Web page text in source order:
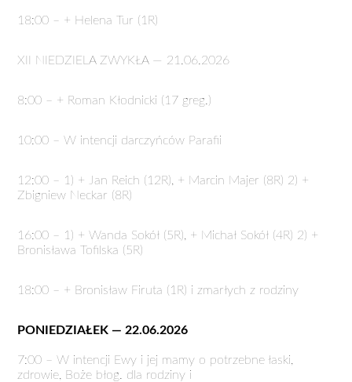
18:00 – + Helena Tur (1R)
XII NIEDZIELA ZWYKŁA — 21.06.2026
8:00 – + Roman Kłodnicki (17 greg.)
10:00 – W intencji darczyńców Parafii
12:00 – 1) + Jan Reich (12R), + Marcin Majer (8R) 2) +
Zbigniew Neckar (8R)
16:00 – 1) + Wanda Sokół (5R), + Michał Sokół (4R) 2) +
Bronisława Tofilska (5R)
18:00 – + Bronisław Firuta (1R) i zmarłych z rodziny
PONIEDZIAŁEK — 22.06.2026
7:00 – W intencji Ewy i jej mamy o potrzebne łaski,
zdrowie, Boże błog. dla rodziny i